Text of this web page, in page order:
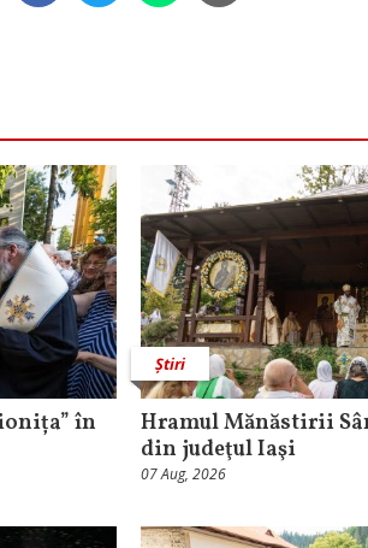
în
Știri
Hramul Mănăstirii
din judeţul Iaşi
07 Aug, 2026